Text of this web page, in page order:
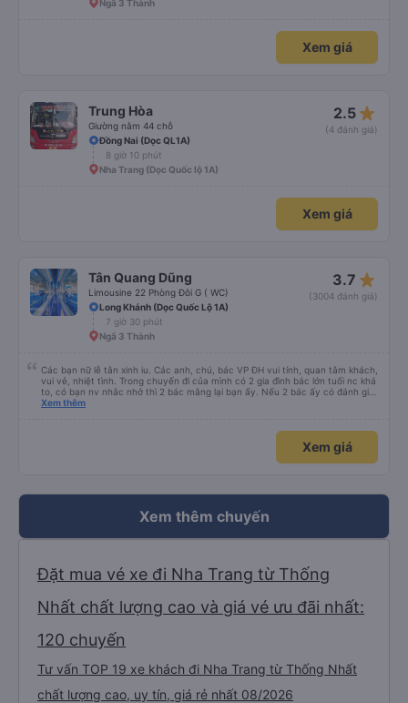
Ngã 3 Thành
Xem giá
Trung Hòa
Giường nằm 44 chỗ
2.5 star_rate
(4 đánh giá)
Đồng Nai (Dọc QL1A)
8 giờ 10 phút
Nha Trang (Dọc Quốc lộ 1A)
Xem giá
Tân Quang Dũng
Limousine 22 Phòng Đôi G ( WC)
3.7 star_rate
(3004 đánh giá)
Long Khánh (Dọc Quốc Lộ 1A)
7 giờ 30 phút
Ngã 3 Thành
Các bạn nữ lễ tân xinh iu. Các anh, chú, bác VP ĐH vui tính, quan tâm khách,
vui vẻ, nhiệt tình. Trong chuyến đi của mình có 2 gia đình bác lớn tuổi nc khá
to, có bạn nv nhắc nhở thì 2 bác mắng lại bạn ấy. Nếu 2 bác ấy có đánh giá
xấu thì mình ngược lại nha. Bạn ấy nhắc nhở rất đúng. 2 bác nói rất to. To
bạn ấy nha. Nếu bạn ấy bị trừ thì bảo bạn ấy liên hệ sđt của mình, mình hỗ
trợ ạ. Số mình đuôi 666, chuyến ĐH-NT ngày 16/1. À các bạn nữ lễ tân xinh
iu còn đổi cho mình phòng đơn sang đôi xong còn note là (một mình) yêu
Xem thêm
Xem giá
Xem thêm chuyến
Đặt mua vé xe đi Nha Trang từ Thống
Nhất chất lượng cao và giá vé ưu đãi nhất:
120 chuyến
Tư vấn TOP 19 xe khách đi Nha Trang từ Thống Nhất
chất lượng cao, uy tín, giá rẻ nhất 08/2026